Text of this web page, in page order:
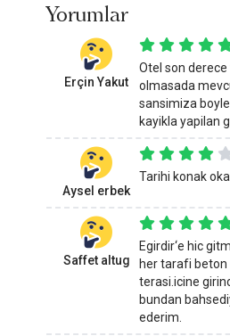
Yorumlar
Erçin Yakut
Otel son
olmasada
sansimiza
kayikla yapilan
Aysel erbek
Tarihi konak
Saffet altug
Egirdir‘e hic
her tarafi beton
terasi.icine
bundan
ederim.